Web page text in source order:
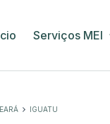
Serviços MEI
IGUATU